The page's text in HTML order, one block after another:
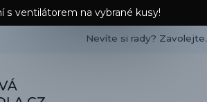
ventilátorem na vybrané kusy!
Nevíte si rady? Zavolejte.